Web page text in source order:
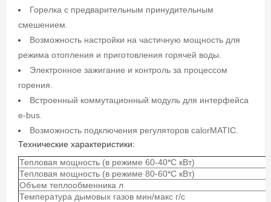
Горелка с предварительным принудительным
смешением.
Возможность настройки на частичную мощность для
режима отопления и приготовления горячей воды.
Электронное зажигание и контроль за процессом
горения.
Встроенный коммутационный модуль для интерфейса
e-bus.
Возможность подключения регуляторов calorMATIC.
Технические характеристики:
Тепловая мощность (в режиме 60-40*С кВт)
Тепловая мощность (в режиме 80-60*С кВт)
Объем теплообменника л
Температура дымовых газов мин/макс г/с